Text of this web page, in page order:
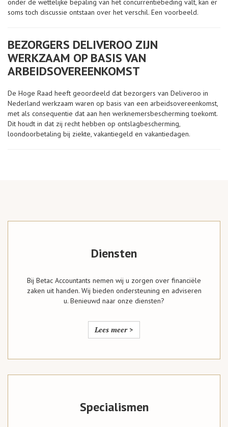
onder de wettelijke bepaling van het concurrentiebeding valt, kan er
soms toch discussie ontstaan over het verschil. Een voorbeeld.
BEZORGERS DELIVEROO ZIJN
WERKZAAM OP BASIS VAN
ARBEIDSOVEREENKOMST
De Hoge Raad heeft geoordeeld dat bezorgers van Deliveroo in
Nederland werkzaam waren op basis van een arbeidsovereenkomst,
met als consequentie dat aan hen werknemersbescherming toekomt.
Dit houdt in dat zij recht hebben op ontslagbescherming,
loondoorbetaling bij ziekte, vakantiegeld en vakantiedagen.
Diensten
Bij Betac Accountants nemen wij u zorgen over financiële
zaken uit handen. Wij bieden ondersteuning en adviseren
u. Benieuwd naar onze diensten?
Lees meer >
Specialismen